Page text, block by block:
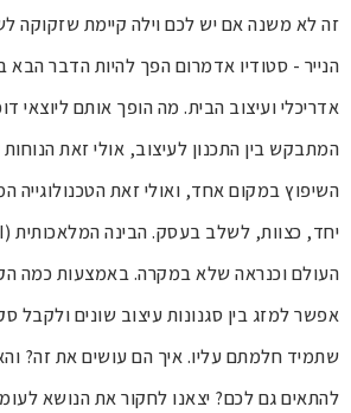
זה לא משנה אם יש לכם וילה קיימת שזקוקה
הנייר - סטודיו אדמרום הפך להיות הדבר
אדריכלי ועיצוב הבית. מה הופך אותם ליוצאי
המתבקש בין התכנון לעיצוב, אולי זאת
השיפוץ במקום אחד, ואולי זאת
העולם וכנראה שלא במקרה. באמצעות כמה
אפשר למזג בין סגנונות עיצוב שונים ולקבל
שתמיד חלמתם עליו. איך הם עושים את זה?
להתאים גם לכם? יצאנו לחקור את הנושא